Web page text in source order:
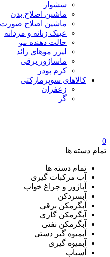
سشوار
ماشین اصلاح بدن
ماشین اصلاح صورت
عینک زنانه و مردانه
حالت دهنده مو
لیزر موهای زائد
ماساژور برقی
کرم پودر
کالاهای سوپرمارکتی
زعفران
گز
0
تمام دسته ها
تمام دسته ها
آب مرکبات گیری
آباژور و چراغ خواب
آبسردکن
آبگرمکن برقی
آبگرمکن گازی
آبگرمکن نفتی
آبمیوه گیر دستی
آبمیوه گیری
آسیاب